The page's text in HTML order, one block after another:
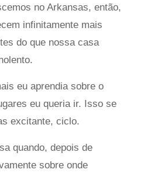
no Arkansas, então,
infinitamente mais
do que nossa casa
eu aprendia sobre o
eu queria ir. Isso se
excitante, ciclo.
quando, depois de
sobre onde